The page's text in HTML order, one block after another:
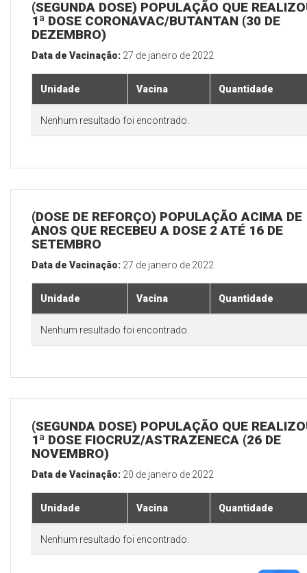
(SEGUNDA DOSE) POPULAÇÃO QUE
1ª DOSE CORONAVAC/BUTANTAN (30 DE
DEZEMBRO)
Data de Vacinação: 27 de janeiro de 2022
Unidade Vacina Quantidade
Nenhum resultado foi encontrado.
(DOSE DE REFORÇO) POPULAÇÃO ACIMA DE
ANOS QUE RECEBEU A DOSE 2 ATÉ 16 DE
SETEMBRO
Data de Vacinação: 27 de janeiro de 2022
Unidade Vacina Quantidade
Nenhum resultado foi encontrado.
(SEGUNDA DOSE) POPULAÇÃO QUE
1ª DOSE FIOCRUZ/ASTRAZENECA (26 DE
NOVEMBRO)
Data de Vacinação: 20 de janeiro de 2022
Unidade Vacina Quantidade
Nenhum resultado foi encontrado.